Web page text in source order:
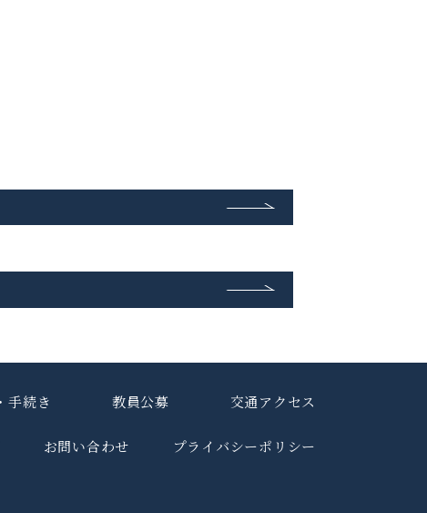
手続き 教員公募 交通アクセス
お問い合わせ プライバシーポリシー